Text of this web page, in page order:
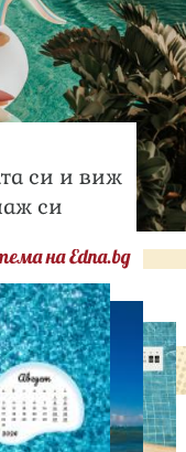
си и виж
си
на Edna.bg
ВРЕМЕ